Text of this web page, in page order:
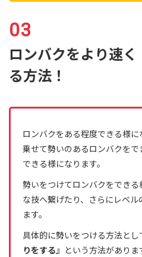
ロンバクをより速
る方法！
ロンバクをある程度できる様
乗せて勢いのあるロンバクを
できる様になります。
勢いをつけてロンバクをでき
な技へ繋げたり、さらにレベ
ます。
具体的に勢いをつける方法とし
りをする』 という方法がありま